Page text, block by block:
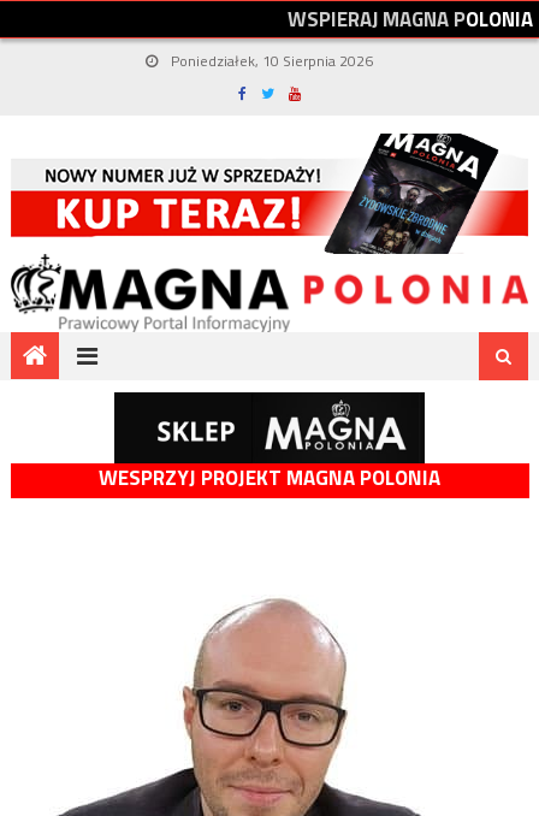
WSPIERAJMAGNAPOLONIA
Poniedziałek, 10 Sierpnia 2026
WESPRZYJ PROJEKT MAGNA POLONIA